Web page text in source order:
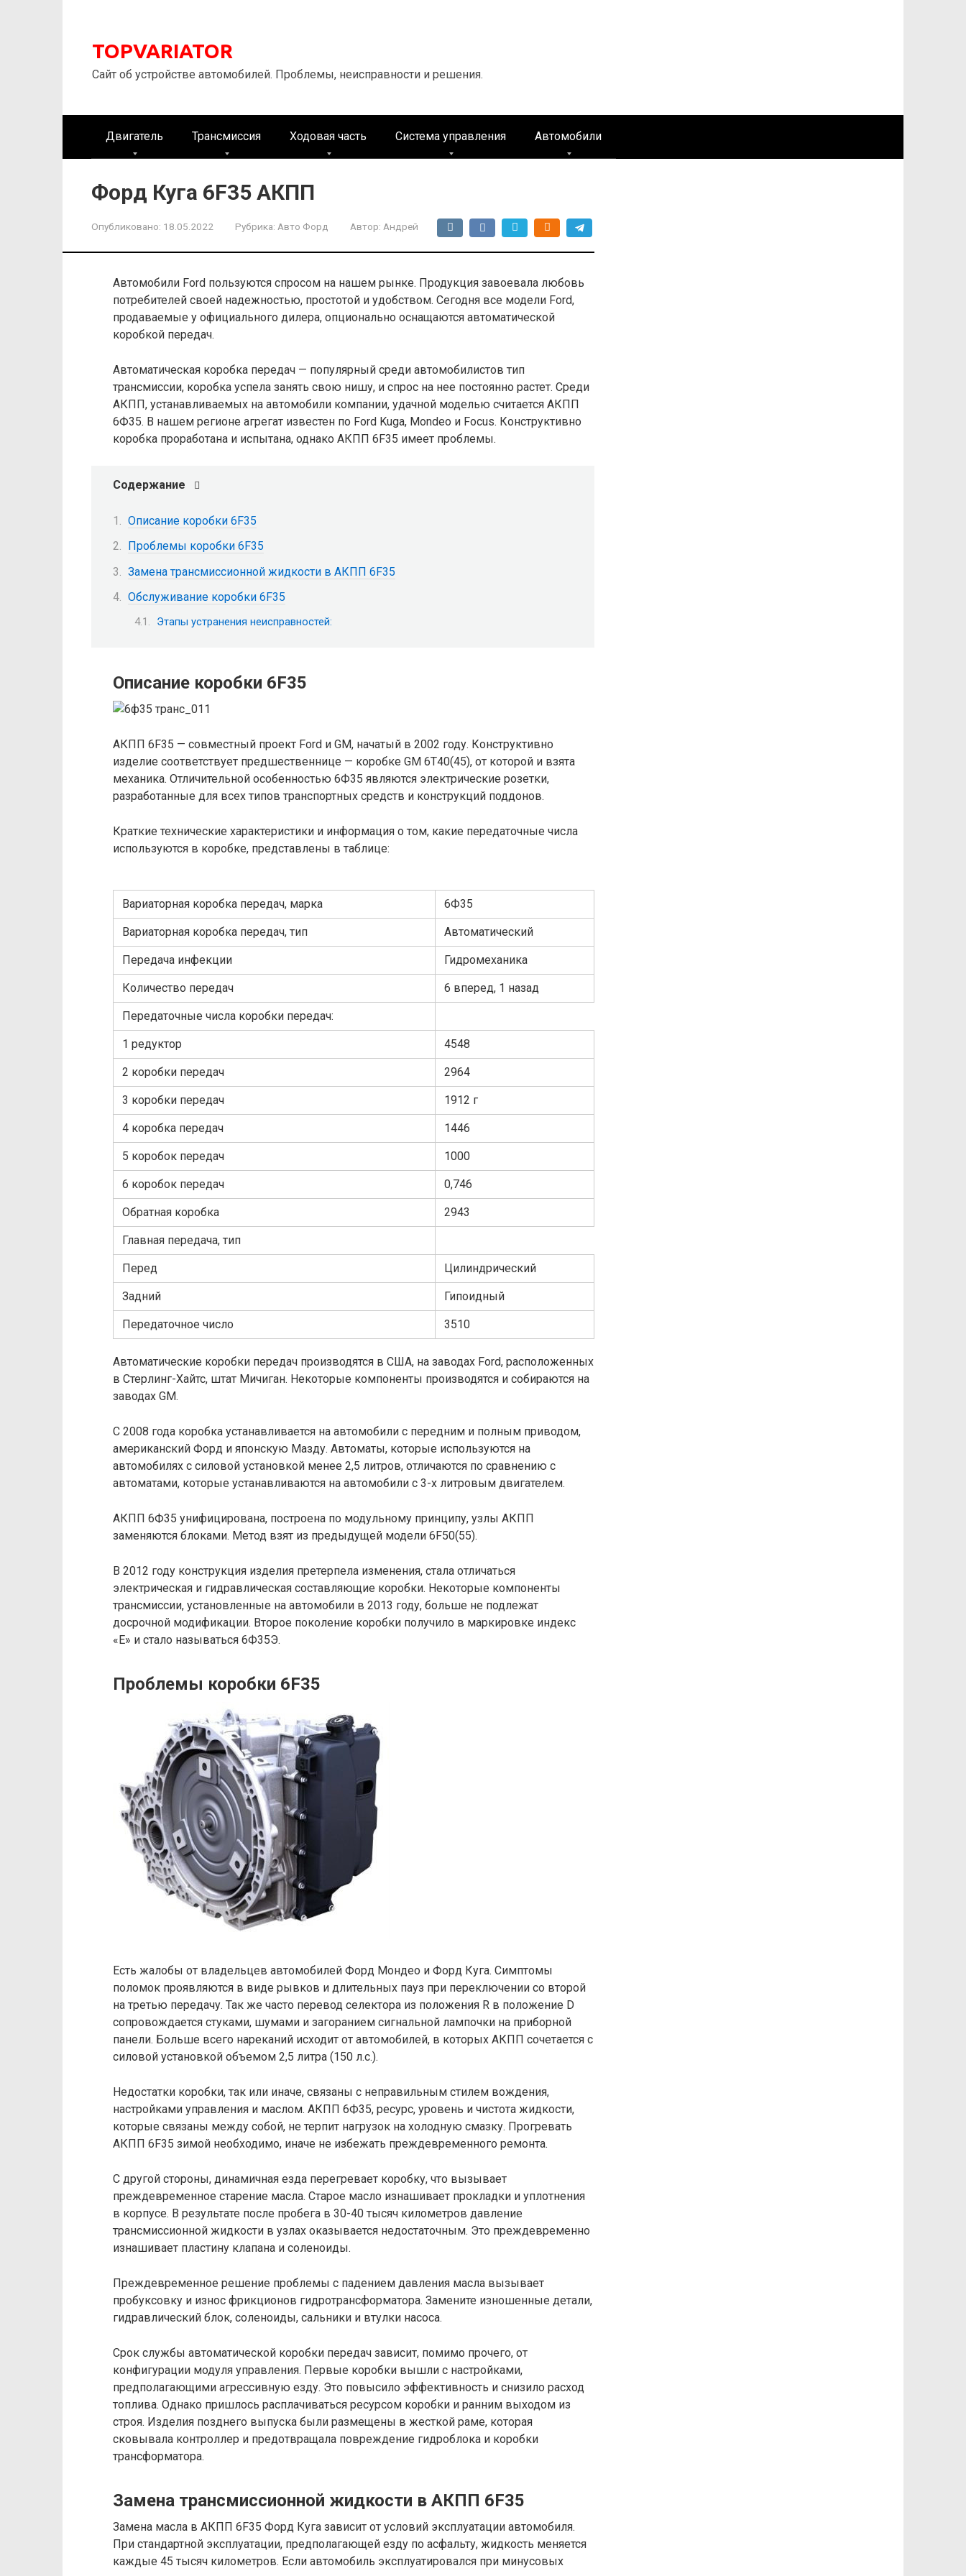
TOPVARIATOR
Сайт об устройстве автомобилей. Проблемы, неисправности и решения.
Двигатель Трансмиссия Ходовая часть Система управления Автомобили
Форд Куга 6F35 АКПП
Опубликовано: 18.05.2022 Рубрика: Авто Форд Автор: Андрей
Автомобили Ford пользуются спросом на нашем рынке. Продукция завоевала любовь
потребителей своей надежностью, простотой и удобством. Сегодня все модели Ford,
продаваемые у официального дилера, опционально оснащаются автоматической
коробкой передач.
Автоматическая коробка передач — популярный среди автомобилистов тип
трансмиссии, коробка успела занять свою нишу, и спрос на нее постоянно растет. Среди
АКПП, устанавливаемых на автомобили компании, удачной моделью считается АКПП
6Ф35. В нашем регионе агрегат известен по Ford Kuga, Mondeo и Focus. Конструктивно
коробка проработана и испытана, однако АКПП 6F35 имеет проблемы.
Содержание
Описание коробки 6F35
Проблемы коробки 6F35
Замена трансмиссионной жидкости в АКПП 6F35
Обслуживание коробки 6F35
Этапы устранения неисправностей:
Описание коробки 6F35
АКПП 6F35 — совместный проект Ford и GM, начатый в 2002 году. Конструктивно
изделие соответствует предшественнице — коробке GM 6T40(45), от которой и взята
механика. Отличительной особенностью 6Ф35 являются электрические розетки,
разработанные для всех типов транспортных средств и конструкций поддонов.
Краткие технические характеристики и информация о том, какие передаточные числа
используются в коробке, представлены в таблице:
Вариаторная коробка передач, марка 6Ф35
Вариаторная коробка передач, тип Автоматический
Передача инфекции Гидромеханика
Количество передач 6 вперед, 1 назад
Передаточные числа коробки передач:
1 редуктор 4548
2 коробки передач 2964
3 коробки передач 1912 г
4 коробка передач 1446
5 коробок передач 1000
6 коробок передач 0,746
Обратная коробка 2943
Главная передача, тип
Перед Цилиндрический
Задний Гипоидный
Передаточное число 3510
Автоматические коробки передач производятся в США, на заводах Ford, расположенных
в Стерлинг-Хайтс, штат Мичиган. Некоторые компоненты производятся и собираются на
заводах GM.
С 2008 года коробка устанавливается на автомобили с передним и полным приводом,
американский Форд и японскую Мазду. Автоматы, которые используются на
автомобилях с силовой установкой менее 2,5 литров, отличаются по сравнению с
автоматами, которые устанавливаются на автомобили с 3-х литровым двигателем.
АКПП 6Ф35 унифицирована, построена по модульному принципу, узлы АКПП
заменяются блоками. Метод взят из предыдущей модели 6F50(55).
В 2012 году конструкция изделия претерпела изменения, стала отличаться
электрическая и гидравлическая составляющие коробки. Некоторые компоненты
трансмиссии, установленные на автомобили в 2013 году, больше не подлежат
досрочной модификации. Второе поколение коробки получило в маркировке индекс
«Е» и стало называться 6Ф35Э.
Проблемы коробки 6F35
Есть жалобы от владельцев автомобилей Форд Мондео и Форд Куга. Симптомы
поломок проявляются в виде рывков и длительных пауз при переключении со второй
на третью передачу. Так же часто перевод селектора из положения R в положение D
сопровождается стуками, шумами и загоранием сигнальной лампочки на приборной
панели. Больше всего нареканий исходит от автомобилей, в которых АКПП сочетается с
силовой установкой объемом 2,5 литра (150 л.с.).
Недостатки коробки, так или иначе, связаны с неправильным стилем вождения,
настройками управления и маслом. АКПП 6Ф35, ресурс, уровень и чистота жидкости,
которые связаны между собой, не терпит нагрузок на холодную смазку. Прогревать
АКПП 6F35 зимой необходимо, иначе не избежать преждевременного ремонта.
С другой стороны, динамичная езда перегревает коробку, что вызывает
преждевременное старение масла. Старое масло изнашивает прокладки и уплотнения
в корпусе. В результате после пробега в 30-40 тысяч километров давление
трансмиссионной жидкости в узлах оказывается недостаточным. Это преждевременно
изнашивает пластину клапана и соленоиды.
Преждевременное решение проблемы с падением давления масла вызывает
пробуксовку и износ фрикционов гидротрансформатора. Замените изношенные детали,
гидравлический блок, соленоиды, сальники и втулки насоса.
Срок службы автоматической коробки передач зависит, помимо прочего, от
конфигурации модуля управления. Первые коробки вышли с настройками,
предполагающими агрессивную езду. Это повысило эффективность и снизило расход
топлива. Однако пришлось расплачиваться ресурсом коробки и ранним выходом из
строя. Изделия позднего выпуска были размещены в жесткой раме, которая
сковывала контроллер и предотвращала повреждение гидроблока и коробки
трансформатора.
Замена трансмиссионной жидкости в АКПП 6F35
Замена масла в АКПП 6F35 Форд Куга зависит от условий эксплуатации автомобиля.
При стандартной эксплуатации, предполагающей езду по асфальту, жидкость меняется
каждые 45 тысяч километров. Если автомобиль эксплуатировался при минусовых